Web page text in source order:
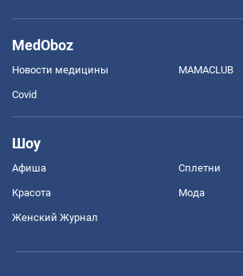
MedOboz
Новости медицины MAMACLUB
Covid
Шоу
Афиша Сплетни
Красота Мода
Женский Журнал